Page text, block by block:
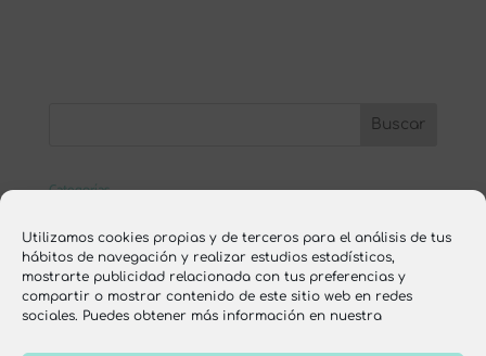
Utilizamos cookies propias y de terceros para el análisis de tus
hábitos de navegación y realizar estudios estadísticos,
mostrarte publicidad relacionada con tus preferencias y
compartir o mostrar contenido de este sitio web en redes
sociales. Puedes obtener más información en nuestra
Categorías
nutrición
recetas